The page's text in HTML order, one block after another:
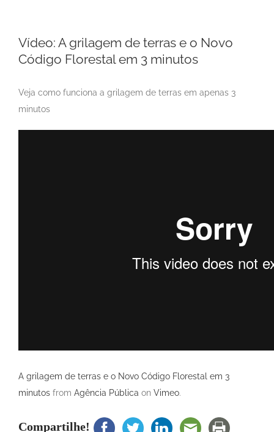
Vídeo: A grilagem de terras e o Novo
Código Florestal em 3 minutos
Veja como funciona a grilagem de terras em apenas 3
minutos
A grilagem de terras e o Novo Código Florestal em 3
minutos from Agência Pública on Vimeo.
Compartilhe!